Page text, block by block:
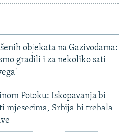
objekata na Gazivodama:
gradili i za nekoliko sati
Potoku: Iskopavanja bi
mjesecima, Srbija bi trebala